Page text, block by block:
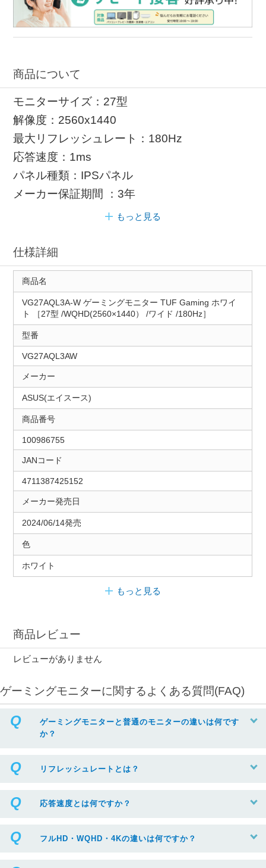
商品について
モニターサイズ：27型
解像度：2560x1440
最大リフレッシュレート：180Hz
応答速度：1ms
パネル種類：IPSパネル
メーカー保証期間 ：3年
もっと見る
仕様詳細
商品名
VG27AQL3A-W ゲーミングモニター TUF Gaming ホワイ
ト ［27型 /WQHD(2560×1440） /ワイド /180Hz］
型番
VG27AQL3AW
メーカー
ASUS(エイスース)
商品番号
100986755
JANコード
4711387425152
メーカー発売日
2024/06/14発売
色
ホワイト
もっと見る
商品レビュー
レビューがありません
ゲーミングモニターに関するよくある質問(FAQ)
ゲーミングモニターと普通のモニターの違いは何です
か？
リフレッシュレートとは？
応答速度とは何ですか？
フルHD・WQHD・4Kの違いは何ですか？